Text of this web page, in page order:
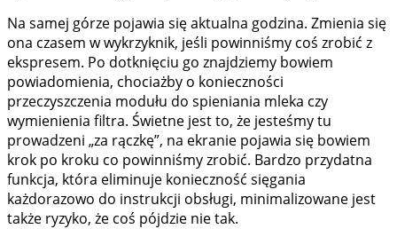
Na samej górze pojawia się aktualna godzina. Zmienia się
ona czasem w wykrzyknik, jeśli powinniśmy coś zrobić z
ekspresem. Po dotknięciu go znajdziemy bowiem
powiadomienia, chociażby o konieczności
przeczyszczenia modułu do spieniania mleka czy
wymienienia filtra. Świetne jest to, że jesteśmy tu
prowadzeni „za rączkę”, na ekranie pojawia się bowiem
krok po kroku co powinniśmy zrobić. Bardzo przydatna
funkcja, która eliminuje konieczność sięgania
każdorazowo do instrukcji obsługi, minimalizowane jest
także ryzyko, że coś pójdzie nie tak.